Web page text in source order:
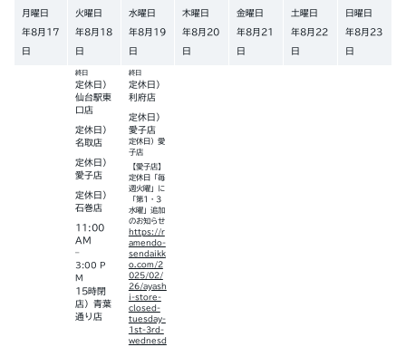
月曜日
年8月 17
日
火曜日
年8月 18
日
終日
定休日）
仙台駅東
口店
定休日）
名取店
定休日）
愛子店
定休日）
石巻店
11:00
AM
–
3:00 P
M
15時閉
店）青葉
通り店
水曜日
年8月 19
日
終日
定休日）
利府店
定休日）
愛子店
定休日）愛
子店
【愛子店】
定休日「毎
週火曜」に
「第1・3
水曜」追加
のお知らせ
https://r
amendo-
sendaikk
o.com/2
025/02/
26/ayash
i-store-
closed-
tuesday-
1st-3rd-
wednesd
木曜日
年8月 20
日
金曜日
年8月 21
日
土曜日
年8月 22
日
日曜日
年8月 23
日